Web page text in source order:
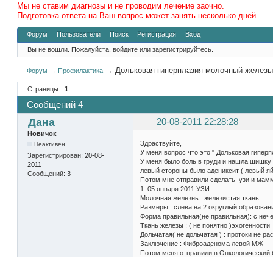
Мы не ставим диагнозы и не проводим лечение заочно.
Подготовка ответа на Ваш вопрос может занять несколько дней.
Форум Пользователи Поиск Регистрация Вход
Вы не вошли. Пожалуйста, войдите или зарегистрируйтесь.
Форум → Профилактика →Дольковая гиперплазия молочный железы
Страницы 1
Сообщений 4
Дана 20-08-2011 22:28:28
Новичок
Неактивен
Зарегистрирован: 20-08-
2011
Сообщений: 3
Здраствуйте,
У меня вопрос что это " Дольковая
У меня было боль в груди и нашла шишку
левый стороны было адениксит ( левый
Потом мне отправили сделать узи и
1. 05 января 2011 УЗИ
Молочная железнь : железистая ткань.
Размеры : слева на 2 округлый
Форма правильная(не правильная): с
Ткань железы : ( не понятно )эхогенности
Дольчатая( не дольчатая ) : протоки не
Заключение : Фиброаденома левой МЖ
Потом меня отправили в Онкологический